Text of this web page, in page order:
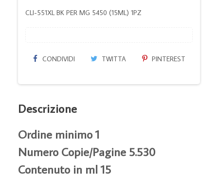
CLI-551XL BK PER MG 5450 (15ML) 1PZ
CONDIVIDI TWITTA PINTEREST
Descrizione
Ordine minimo 1
Numero Copie/Pagine 5.530
Contenuto in ml 15